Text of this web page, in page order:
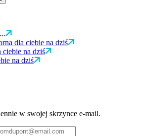
dla ciebie na dziś
na dziś
na dziś
w swojej skrzynce e-mail.